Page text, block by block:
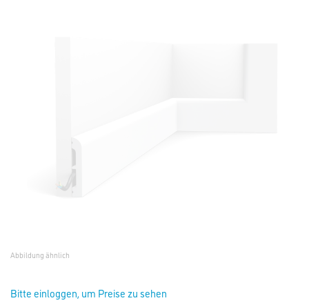
Abbildung ähnlich
Bitte einloggen, um Preise zu sehen